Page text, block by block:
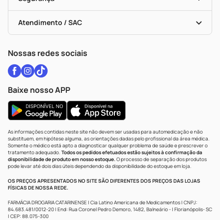
Troca E Devolução
Bulas De A A Z
Políticas De Marketplace
Testes Rápidos
Autoteste Covid-19
Vacinas
Portal Da Privacidade
Atendimento / SAC
Nossas redes sociais
Baixe nosso APP
As informações contidas neste site não devem ser usadas para automedicação e não
substituem, em hipótese alguma, as orientações dadas pelo profissional da área médica.
Somente o médico está apto a diagnosticar qualquer problema de saúde e prescrever o
tratamento adequado. Todos os pedidos efetuados estão sujeitos à confirmação da
disponibilidade de produto em nosso estoque.O processo de separação dos produtos
pode levar até dois dias úteis dependendo da disponibilidade do estoque em loja.
OS PREÇOS APRESENTADOS NO SITE SÃO DIFERENTES DOS PREÇOS DAS LOJAS
FÍSICAS DE NOSSA REDE.
FARMÁCIA DROGARIA CATARINENSE | Cia Latino Americana de Medicamentos | CNPJ:
84.683.481/0012-20 | End: Rua Coronel Pedro Demoro, 1482, Balneário - | Florianópolis- SC
| CEP: 88.075-300